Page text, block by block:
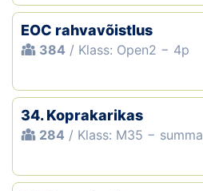
EOC rahvavõistlus
384 / Klass: Open2 − 4p
34. Koprakarikas
284 / Klass: M35 − summa